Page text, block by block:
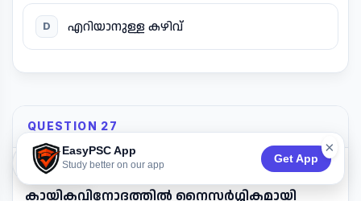
EasyPSC App
Study better on our app
Get App
×
74:53
D എറിയാനുള്ള കഴിവ്
QUESTION 27
താഴെ പറയുന്നവയിൽ ഏതാണ്
കായികവിനോദത്തിൽ നൈസർഗ്ഗികമായി